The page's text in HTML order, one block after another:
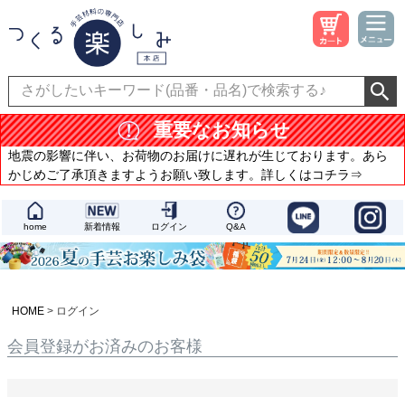
重要なお知らせ
地震の影響に伴い、お荷物のお届けに遅れが生じております。あら
かじめご了承頂きますようお願い致します。詳しくはコチラ⇒
home 新着情報 ログイン Q&A
HOME ログイン
会員登録がお済みのお客様